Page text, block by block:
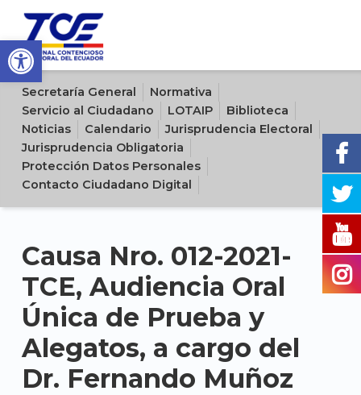
Open toolbar
Sitio oficial del Tribunal Contencioso Electoral del Ecuador
Secretaría General
Normativa
Servicio al Ciudadano
LOTAIP
Biblioteca
Noticias
Calendario
Jurisprudencia Electoral
Jurisprudencia Obligatoria
Protección Datos Personales
Contacto Ciudadano Digital
Causa Nro. 012-2021-
TCE, Audiencia Oral
Única de Prueba y
Alegatos, a cargo del
Dr. Fernando Muñoz